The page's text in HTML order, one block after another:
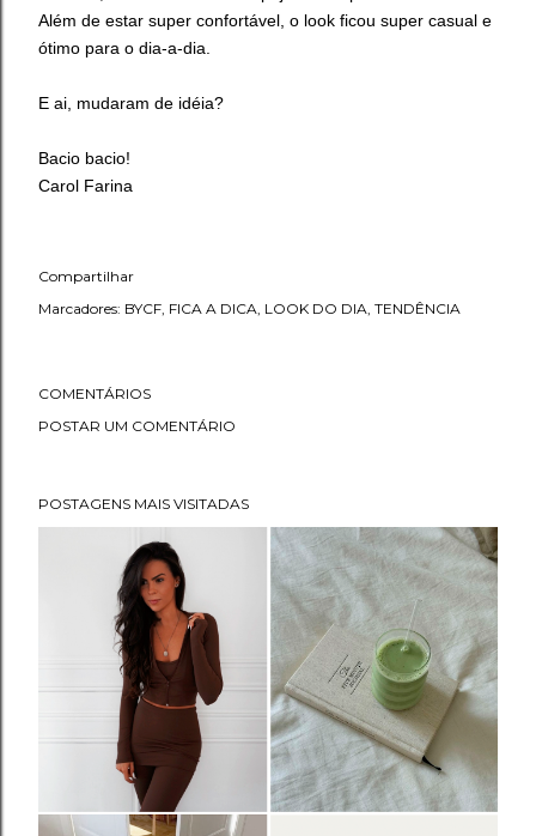
Além de estar super confortável, o look ficou super casual e
ótimo para o dia-a-dia.
E ai, mudaram de idéia?
Bacio bacio!
Carol Farina
Compartilhar
Marcadores: BYCF FICA A DICA LOOK DO DIA TENDÊNCIA
COMENTÁRIOS
POSTAR UM COMENTÁRIO
POSTAGENS MAIS VISITADAS